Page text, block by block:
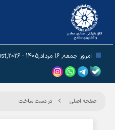
امروز جمعه, 16 مرداد,1405 - Friday, 07 August,2026
صفحه اصلی در دست ساخت